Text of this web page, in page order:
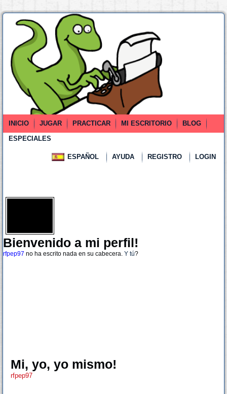
INICIO JUGAR PRACTICAR MI ESCRITORIO
BLOG
ESPECIALES
ESPAÑOL AYUDA REGISTRO LOGIN
Bienvenido a mi perfil!
rfpep97 no ha escrito nada en su cabecera. Y tú?
Mi, yo, yo mismo!
rfpep97